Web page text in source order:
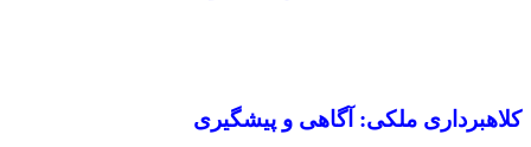
کلاهبرداری ملکی: آگاهی و پیشگیری